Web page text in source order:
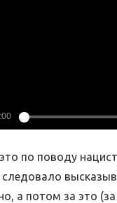
по поводу
а потом за это